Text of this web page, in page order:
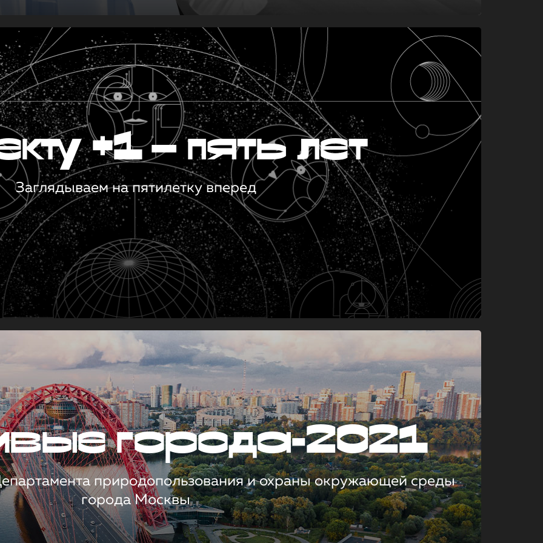
+1 — пять лет
Заглядываем на пятилетку вперед
города-2021
природопользования и охраны окружающей среды
города Москвы